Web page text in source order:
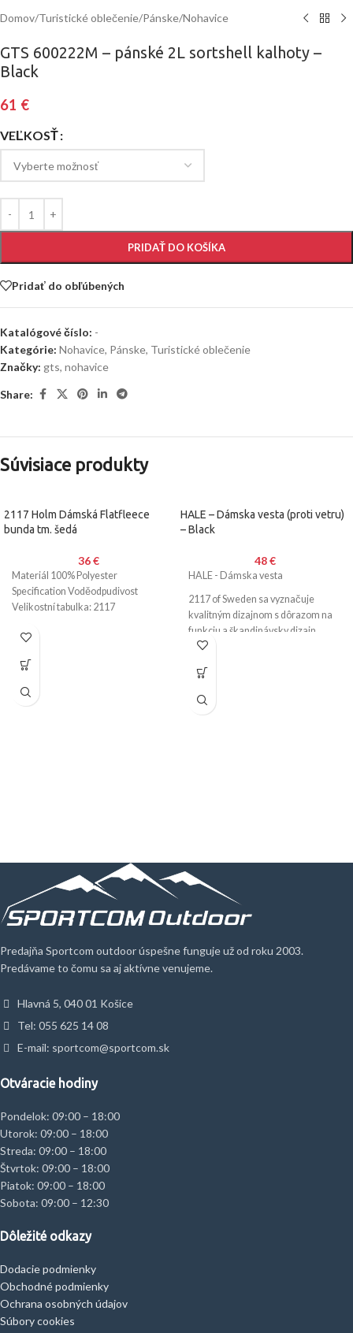
Domov/Turistické oblečenie/Pánske/Nohavice
GTS 600222M – pánské 2L sortshell kalhoty –
Black
61 €
VEĽKOSŤ
PRIDAŤ DO KOŠÍKA
Pridať do obľúbených
Katalógové číslo: -
Kategórie: Nohavice, Pánske, Turistické oblečenie
Značky: gts, nohavice
Share:
Súvisiace produkty
2117 Holm Dámská Flatfleece
bunda tm. šedá
36€
Materiál 100% Polyester
Specification Voděodpudivost
Velikostní tabulka: 2117
HALE – Dámska vesta (proti vetru)
– Black
48€
HALE - Dámska vesta
2117 of Sweden sa vyznačuje
kvalitným dizajnom s dôrazom na
funkciu a škandinávsky dizajn.
Predajňa Sportcom outdoor úspešne funguje už od roku 2003.
Predávame to čomu sa aj aktívne venujeme.
Hlavná 5, 040 01 Košice
Tel: 055 625 14 08
E-mail: sportcom@sportcom.sk
Otváracie hodiny
Pondelok: 09:00 – 18:00
Utorok: 09:00 – 18:00
Streda: 09:00 – 18:00
Štvrtok: 09:00 – 18:00
Piatok: 09:00 – 18:00
Sobota: 09:00 – 12:30
Dôležité odkazy
Dodacie podmienky
Obchodné podmienky
Ochrana osobných údajov
Súbory cookies